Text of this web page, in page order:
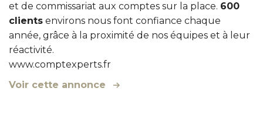
et de commissariat aux comptes sur la place. 600
clients environs nous font confiance chaque
année, grâce à la proximité de nos équipes et à leur
réactivité.
www.comptexperts.fr
Voir cette annonce